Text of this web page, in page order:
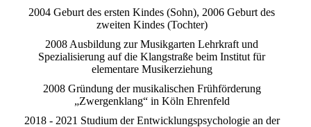
2004 Geburt des ersten Kindes (Sohn), 2006 Geburt des
zweiten Kindes (Tochter)
2008 Ausbildung zur Musikgarten Lehrkraft und
Spezialisierung auf die Klangstraße beim Institut für
elementare Musikerziehung
2008 Gründung der musikalischen Frühförderung
„Zwergenklang“ in Köln Ehrenfeld
2018 - 2021 Studium der Entwicklungspsychologie an der